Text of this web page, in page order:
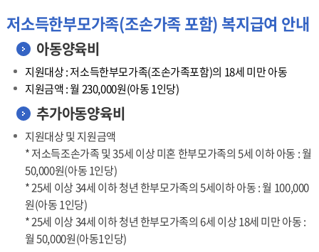
저소득한부모가족(조손가족 포함) 복지급여 안내
아동양육비
지원대상 : 저소득한부모가족(조손가족포함)의 18세 미만 아동
지원금액 : 월 230,000원(아동 1인당)
추가아동양육비
지원대상 및 지원금액
* 저소득조손가족 및 35세 이상 미혼 한부모가족의 5세 이하 아동 : 월
50,000원(아동 1인당)
* 25세 이상 34세 이하 청년 한부모가족의 5세이하 아동 : 월 100,000
원(아동 1인당)
* 25세 이상 34세 이하 청년 한부모가족의 6세 이상 18세 미만 아동 :
월 50,000원(아동1인당)